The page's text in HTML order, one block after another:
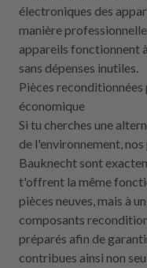
électroniques des
manière
appareils fonctionnent
sans dépenses inutiles.
Pièces
économique
Si tu cherches une
de l'environnement,
Bauknecht sont
t'offrent la même
pièces neuves, mais à
composants
préparés afin de
contribues ainsi non